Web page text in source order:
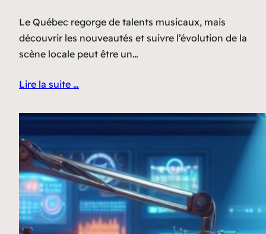
Le Québec regorge de talents musicaux, mais
découvrir les nouveautés et suivre l’évolution de la
scène locale peut être un…
Lire la suite …